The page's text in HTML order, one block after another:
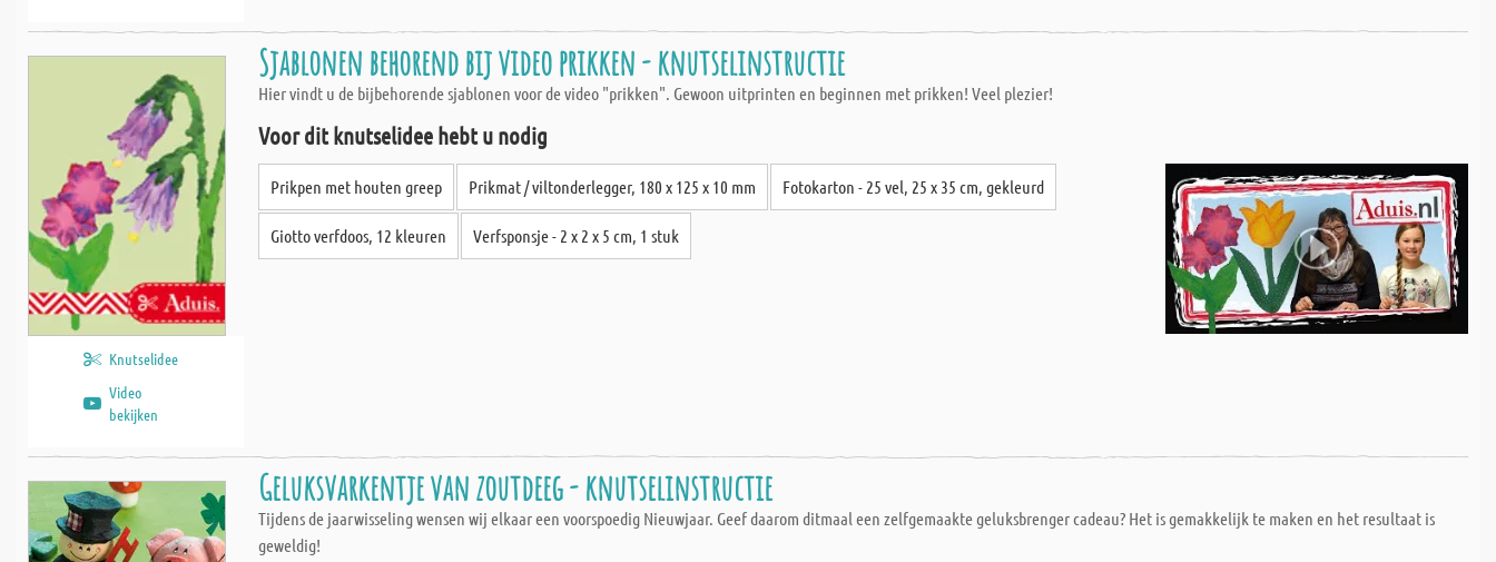
Knutselidee
Video
bekijken
Sjablonen behorend bij video prikken - knutselinstructie
Hier vindt u de bijbehorende sjablonen voor de video "prikken". Gewoon uitprinten en beginnen met prikken! Veel plezier!
Voor dit knutselidee hebt u nodig
Prikpen met houten greep Prikmat / viltonderlegger, 180 x 125 x 10 mm Fotokarton - 25 vel, 25 x 35 cm, gekleurd
Giotto verfdoos, 12 kleuren Verfsponsje - 2 x 2 x 5 cm, 1 stuk
Geluksvarkentje van zoutdeeg - knutselinstructie
Tijdens de jaarwisseling wensen wij elkaar een voorspoedig Nieuwjaar. Geef daarom ditmaal een zelfgemaakte geluksbrenger cadeau? Het is gemakkelijk te maken en het resultaat is
geweldig!